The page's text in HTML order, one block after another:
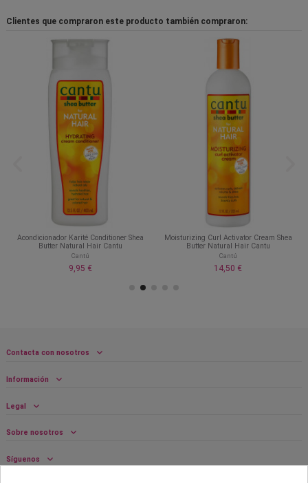
Clientes que compraron este producto también compraron:
Acondicionador Karité Conditioner Shea
Butter Natural Hair Cantu
Cantú
9,95 €
Moisturizing Curl Activator Cream Shea
Butter Natural Hair Cantu
Cantú
14,50 €
Contacta con nosotros
Información
Legal
Sobre nosotros
Síguenos